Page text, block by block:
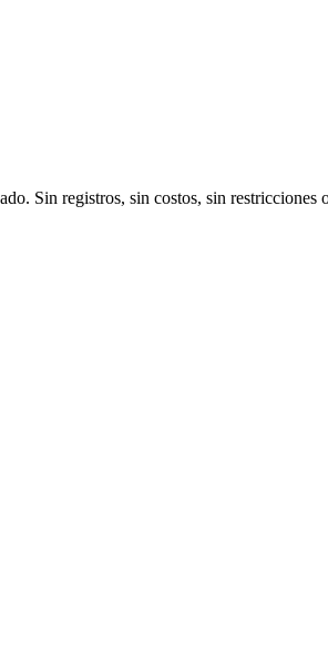
Sin registros, sin costos, sin restricciones